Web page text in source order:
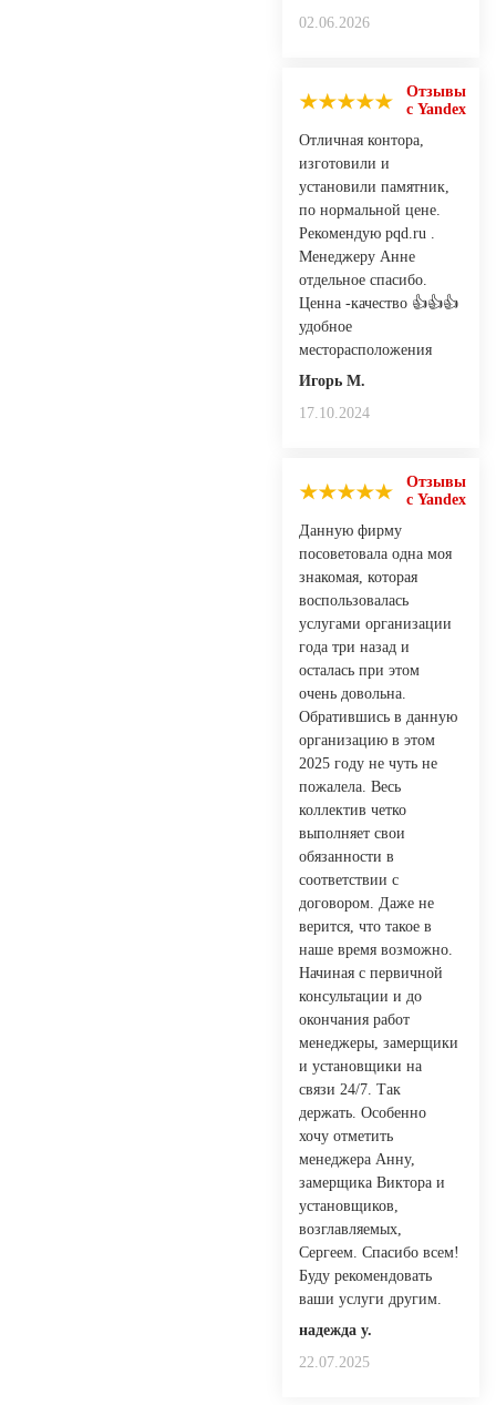
02.06.2026
Отзывы
с Yandex
Отличная контора,
изготовили и
установили памятник,
по нормальной цене.
Рекомендую pqd.ru .
Менеджеру Анне
отдельное спасибо.
Ценна -качество 👍👍👍
удобное
месторасположения
Игорь М.
17.10.2024
Отзывы
с Yandex
Данную фирму
посоветовала одна моя
знакомая, которая
воспользовалась
услугами организации
года три назад и
осталась при этом
очень довольна.
Обратившись в данную
организацию в этом
2025 году не чуть не
пожалела. Весь
коллектив четко
выполняет свои
обязанности в
соответствии с
договором. Даже не
верится, что такое в
наше время возможно.
Начиная с первичной
консультации и до
окончания работ
менеджеры, замерщики
и установщики на
связи 24/7. Так
держать. Особенно
хочу отметить
менеджера Анну,
замерщика Виктора и
установщиков,
возглавляемых,
Сергеем. Спасибо всем!
Буду рекомендовать
ваши услуги другим.
надежда у.
22.07.2025